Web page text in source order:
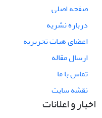
صفحه اصلی
درباره نشریه
اعضای هیات تحریریه
ارسال مقاله
تماس با ما
نقشه سایت
اخبار و اعلانات